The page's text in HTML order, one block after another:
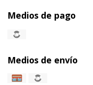
Medios de pago
Medios de envío